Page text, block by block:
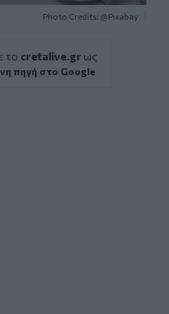
Photo Credits: @Pixabay
το cretalive.gr ως
πηγή στο Google